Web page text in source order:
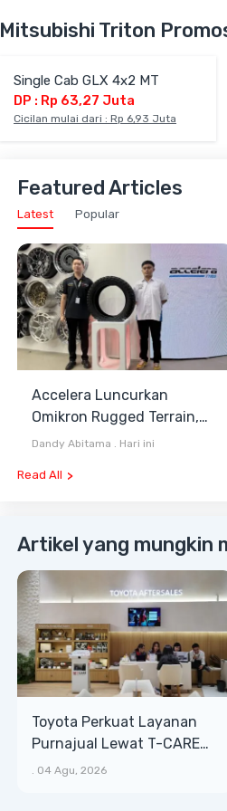
Mitsubishi Triton
Single Cab GLX 4x2 MT
DP : Rp 63,27 Juta
Cicilan mulai dari : Rp 6,93 Juta
Featured Articles
Latest Popular
Accelera Luncurkan
Omikron Rugged Terrain,
Pilihan Baru Antara All
Dandy Abitama Hari ini
Read All
Artikel yang mungkin
Toyota Perkuat Layanan
Purnajual Lewat T-CARE
XTRA, Manfaat Lebih Besar
04 Agu, 2026